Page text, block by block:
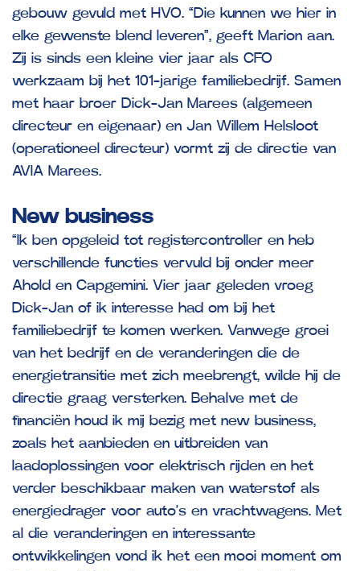
gebouw gevuld met HVO. “Die kunnen we hier in
elke gewenste blend leveren”, geeft Marion aan.
Zij is sinds een kleine vier jaar als CFO
werkzaam bij het 101-jarige familiebedrijf. Samen
met haar broer Dick-Jan Marees (algemeen
directeur en eigenaar) en Jan Willem Helsloot
(operationeel directeur) vormt zij de directie van
AVIA Marees.
New business
“Ik ben opgeleid tot registercontroller en heb
verschillende functies vervuld bij onder meer
Ahold en Capgemini. Vier jaar geleden vroeg
Dick-Jan of ik interesse had om bij het
familiebedrijf te komen werken. Vanwege groei
van het bedrijf en de veranderingen die de
energietransitie met zich meebrengt, wilde hij de
directie graag versterken. Behalve met de
financiën houd ik mij bezig met new business,
zoals het aanbieden en uitbreiden van
laadoplossingen voor elektrisch rijden en het
verder beschikbaar maken van waterstof als
energiedrager voor auto’s en vrachtwagens. Met
al die veranderingen en interessante
ontwikkelingen vond ik het een mooi moment om